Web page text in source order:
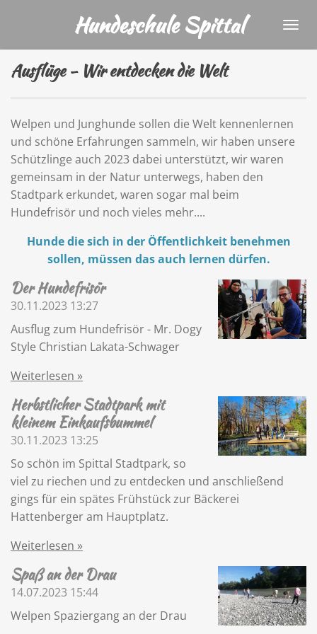
springen
Hundeschule Spittal
Ausflüge - Wir entdecken die Welt
Welpen und Junghunde sollen die Welt kennenlernen
und schöne Erfahrungen sammeln, wir haben unsere
Schützlinge auch 2023 dabei unterstützt, wir waren
gemeinsam in der Natur unterwegs, haben den
Stadtpark erkundet, waren sogar mal beim
Hundefrisör und noch vieles mehr....
Hunde die sich in der Öffentlichkeit benehmen
sollen, müssen das auch lernen dürfen.
Der Hundefrisör
30.11.2023 13:27
Ausflug zum Hundefrisör - Mr. Dogy
Style Christian Lakata-Schwager
Weiterlesen »
Herbstlicher Stadtpark mit
kleinem Einkaufsbummel
30.11.2023 13:25
So schön im Spittal Stadtpark, so
viel zu riechen und zu entdecken und anschließend
gings für ein spätes Frühstück zur Bäckerei
Hattenberger am Hauptplatz.
Weiterlesen »
Spaß an der Drau
14.07.2023 15:44
Welpen Spaziergang an der Drau